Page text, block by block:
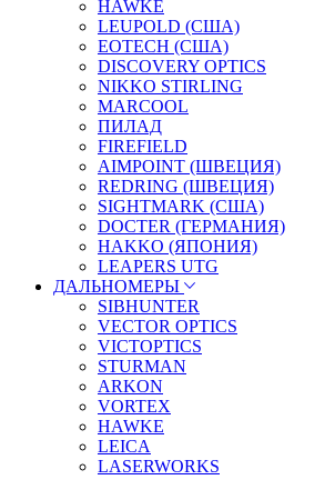
HAWKE
LEUPOLD (США)
EOTECH (США)
DISCOVERY OPTICS
NIKKO STIRLING
MARCOOL
ПИЛАД
FIREFIELD
AIMPOINT (ШВЕЦИЯ)
REDRING (ШВЕЦИЯ)
SIGHTMARK (США)
DOCTER (ГЕРМАНИЯ)
HAKKO (ЯПОНИЯ)
LEAPERS UTG
ДАЛЬНОМЕРЫ
SIBHUNTER
VECTOR OPTICS
VICTOPTICS
STURMAN
ARKON
VORTEX
HAWKE
LEICA
LASERWORKS